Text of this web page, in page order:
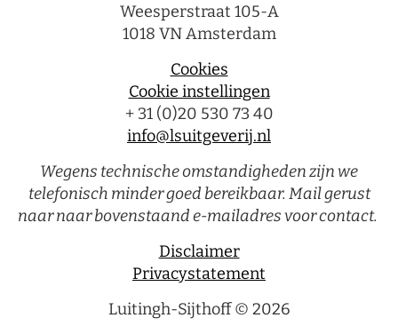
Weesperstraat 105-A
1018 VN Amsterdam
Cookies
Cookie instellingen
+ 31 (0)20 530 73 40
info@lsuitgeverij.nl
Wegens technische omstandigheden zijn we
telefonisch minder goed bereikbaar. Mail gerust
naar naar bovenstaand e-mailadres voor contact.
Disclaimer
Privacystatement
Luitingh-Sijthoff © 2026